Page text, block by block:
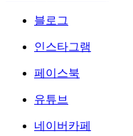
블로그
인스타그램
페이스북
유튜브
네이버카페